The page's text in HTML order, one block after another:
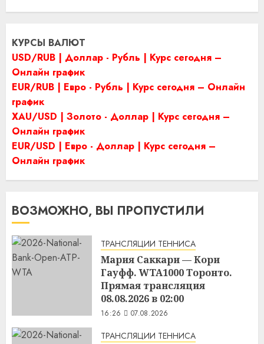
КУРСЫ ВАЛЮТ
USD/RUB | Доллар - Рубль | Курс сегодня –
Онлайн график
EUR/RUB | Евро - Рубль | Курс сегодня – Онлайн
график
XAU/USD | Золото - Доллар | Курс сегодня –
Онлайн график
EUR/USD | Евро - Доллар | Курс сегодня –
Онлайн график
ВОЗМОЖНО, ВЫ ПРОПУСТИЛИ
ТРАНСЛЯЦИИ ТЕННИСА
Мария Саккари — Кори
Гауфф. WTA1000 Торонто.
Прямая трансляция
08.08.2026 в 02:00
16:26 07.08.2026
ТРАНСЛЯЦИИ ТЕННИСА